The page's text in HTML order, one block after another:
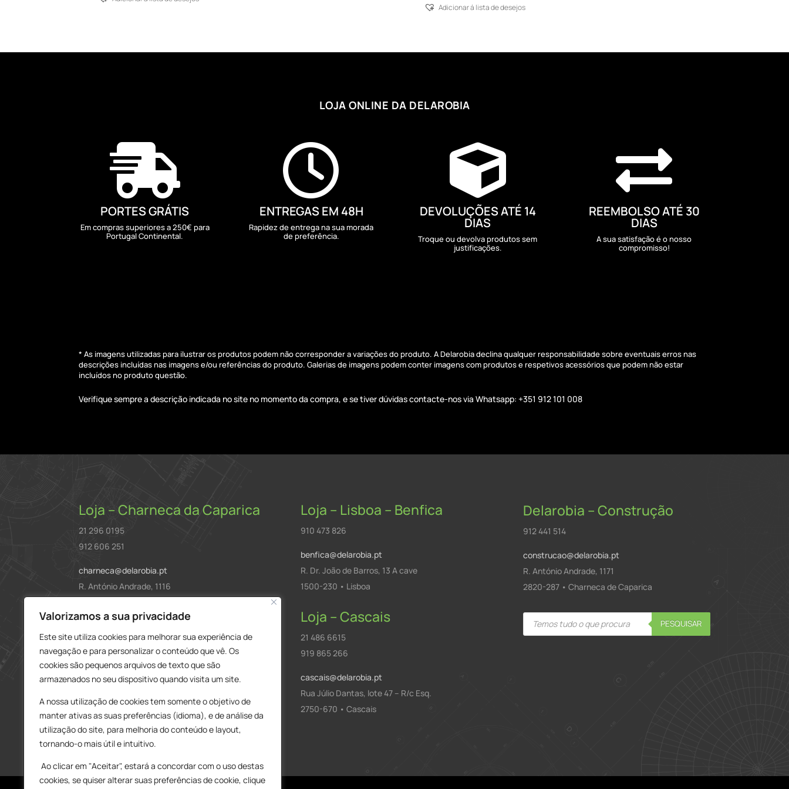
Valorizamos a sua privacidade
Este site utiliza cookies para melhorar sua experiência de
navegação e para personalizar o conteúdo que vê. Os
cookies são pequenos arquivos de texto que são
armazenados no seu dispositivo quando visita um site.
A nossa utilização de cookies tem somente o objetivo de
manter ativas as suas preferências (idioma), e de análise da
utilização do site, para melhoria do conteúdo e layout,
tornando-o mais útil e intuitivo.
Ao clicar em "Aceitar", estará a concordar com o uso destas
cookies, se quiser alterar suas preferências de cookie, clique
111,77 €
Adicionar á lista de desejos
LOJA ONLINE DA DELAROBIA

PORTES GRÁTIS
Em compras superiores a 250€ para
Portugal Continental.

ENTREGAS EM 48H
Rapidez de entrega na sua morada
de preferência.

DEVOLUÇÕES ATÉ 14
DIAS
Troque ou devolva produtos sem
justificações.

REEMBOLSO ATÉ 30
DIAS
A sua satisfação é o nosso
compromisso!
* As imagens utilizadas para ilustrar os produtos podem não corresponder a variações do produto. A Delarobia declina qualquer responsabilidade sobre eventuais erros nas
descrições incluídas nas imagens e/ou referências do produto. Galerias de imagens podem conter imagens com produtos e respetivos acessórios que podem não estar
incluídos no produto questão.
Verifique sempre a descrição indicada no site no momento da compra, e se tiver dúvidas contacte-nos via Whatsapp: +351 912 101 008
Loja – Charneca da Caparica
21 296 0195
912 606 251
charneca@delarobia.pt
R. António Andrade, 1116
Loja – Lisboa – Benfica
910 473 826
benfica@delarobia.pt
R. Dr. João de Barros, 13 A cave
1500-230 • Lisboa
Loja – Tires
214 453 329
919 865 192
919 865 292
Av. Amália Rodrigues, 190
2785-613 • São Domingos de Rana
Loja – Cascais
21 486 6615
919 865 266
cascais@delarobia.pt
Rua Júlio Dantas, lote 47 – R/c Esq.
2750-670 • Cascais
Delarobia – Construção
912 441 514
construcao@delarobia.pt
R. António Andrade, 1171
2820-287 • Charneca de Caparica
Products
search PESQUISAR